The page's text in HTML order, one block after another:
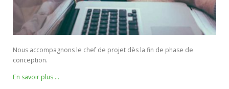
Nous accompagnons le chef de projet dès la fin de phase de
conception.
En savoir plus …